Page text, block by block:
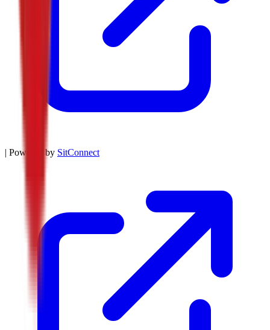
| Powered by SitConnect